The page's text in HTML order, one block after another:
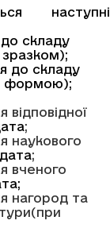
наступні
складу
зразком);
до складу
формою);
;
наукового
;
вченого
нагород та